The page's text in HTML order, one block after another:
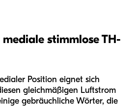
stimmlose TH-
Position eignet sich
gleichmäßigen Luftstrom
gebräuchliche Wörter, die